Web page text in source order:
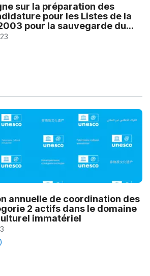
sur la préparation des
pour les Listes de la
pour la sauvegarde du...
annuelle de coordination des
2 actifs dans le domaine
immatériel